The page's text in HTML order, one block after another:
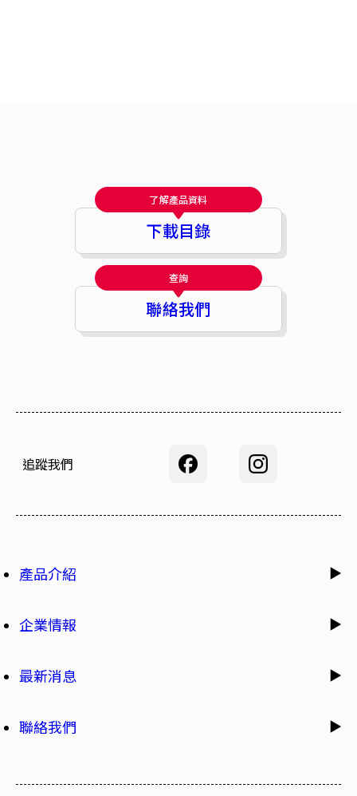
了解產品資料
下載目錄
查詢
聯絡我們
產品介紹
企業情報
最新消息
聯絡我們
追蹤我們